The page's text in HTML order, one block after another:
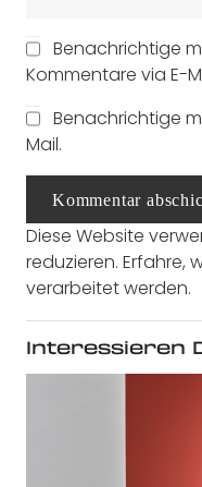
Benachrichtige
Kommentare via E-
Benachrichtige
Mail.
Kommentar
Diese Website
reduzieren. Erfahre,
verarbeitet werden.
Interessieren